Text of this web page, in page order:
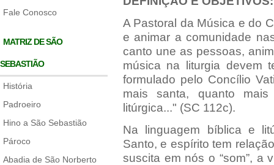
Fale Conosco
MATRIZ DE SÃO
SEBASTIÃO
História
Padroeiro
Hino a São Sebastião
Pároco
Abadia de São Norberto
A Pastoral da Música e do
e animar a comunidade
canto une as pessoas,
música na liturgia devem
formulado pelo Concílio
mais santa, quanto
litúrgica..." (SC 112c).
Na linguagem bíblica e
Santo, e espírito tem
suscita em nós o “som”, a